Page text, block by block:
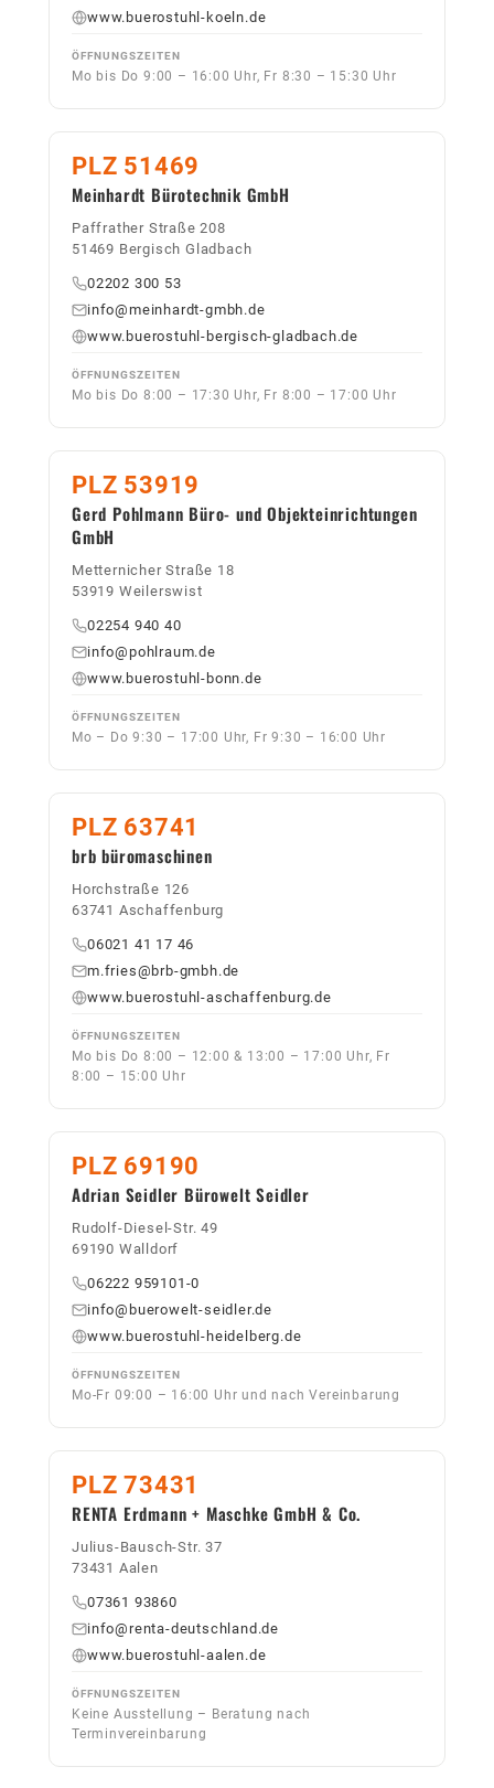
www.buerostuhl-koeln.de
ÖFFNUNGSZEITEN
Mo bis Do 9:00 – 16:00 Uhr, Fr 8:30 – 15:30 Uhr
PLZ 51469
Meinhardt Bürotechnik GmbH
Paffrather Straße 208
51469 Bergisch Gladbach
02202 300 53
info@meinhardt-gmbh.de
www.buerostuhl-bergisch-gladbach.de
ÖFFNUNGSZEITEN
Mo bis Do 8:00 – 17:30 Uhr, Fr 8:00 – 17:00 Uhr
PLZ 53919
Gerd Pohlmann Büro- und Objekteinrichtungen
GmbH
Metternicher Straße 18
53919 Weilerswist
02254 940 40
info@pohlraum.de
www.buerostuhl-bonn.de
ÖFFNUNGSZEITEN
Mo – Do 9:30 – 17:00 Uhr, Fr 9:30 – 16:00 Uhr
PLZ 63741
brb büromaschinen
Horchstraße 126
63741 Aschaffenburg
06021 41 17 46
m.fries@brb-gmbh.de
www.buerostuhl-aschaffenburg.de
ÖFFNUNGSZEITEN
Mo bis Do 8:00 – 12:00 & 13:00 – 17:00 Uhr, Fr
8:00 – 15:00 Uhr
PLZ 69190
Adrian Seidler Bürowelt Seidler
Rudolf-Diesel-Str. 49
69190 Walldorf
06222 959101-0
info@buerowelt-seidler.de
www.buerostuhl-heidelberg.de
ÖFFNUNGSZEITEN
Mo-Fr 09:00 – 16:00 Uhr und nach Vereinbarung
PLZ 73431
RENTA Erdmann + Maschke GmbH & Co.
Julius-Bausch-Str. 37
73431 Aalen
07361 93860
info@renta-deutschland.de
www.buerostuhl-aalen.de
ÖFFNUNGSZEITEN
Keine Ausstellung – Beratung nach
Terminvereinbarung